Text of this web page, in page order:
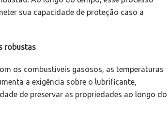
sua capacidade de proteção caso a
robustas
os combustíveis gasosos, as temperaturas
a exigência sobre o lubrificante,
de preservar as propriedades ao longo do